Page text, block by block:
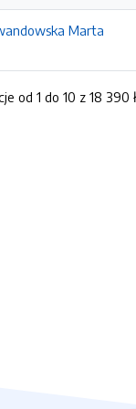
Marta
od 1 do 10 z 18 390